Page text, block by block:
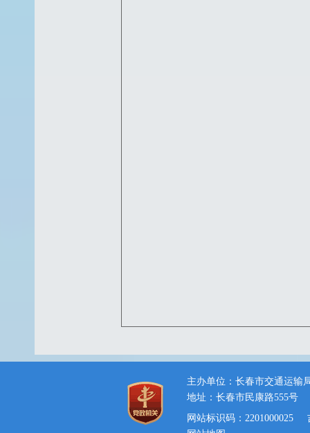
主办单位：长春市交通运输
地址：长春市民康路555号
网站标识码：2201000025